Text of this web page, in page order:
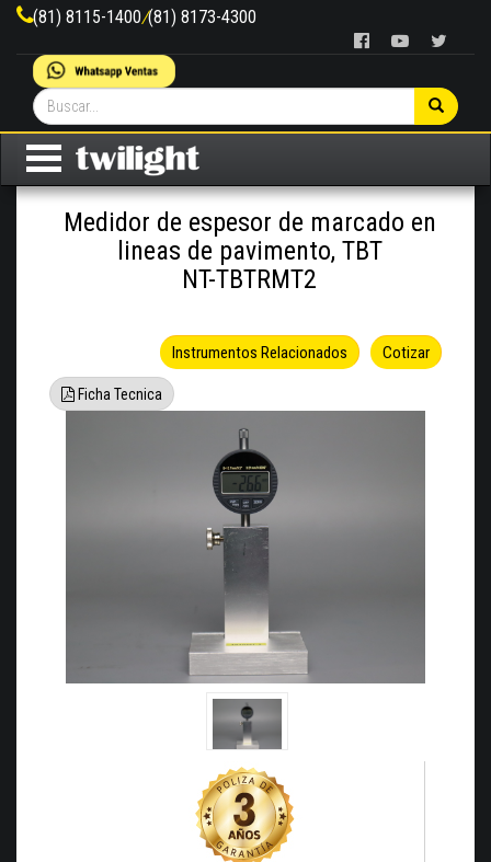
(81) 8115-1400/(81) 8173-4300
Medidor de espesor de marcado en
lineas de pavimento, TBT
NT-TBTRMT2
Cotizar
Instrumentos Relacionados
Ficha Tecnica